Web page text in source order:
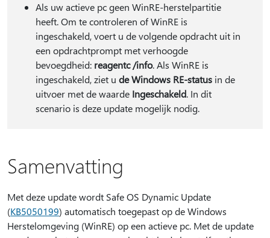
Als uw actieve pc geen WinRE-herstelpartitie
heeft. Om te controleren of WinRE is
ingeschakeld, voert u de volgende opdracht uit in
een opdrachtprompt met verhoogde
bevoegdheid: reagentc /info. Als WinRE is
ingeschakeld, ziet u de Windows RE-statusin de
uitvoer met de waarde Ingeschakeld. In dit
scenario is deze update mogelijk nodig.
Samenvatting
Met deze update wordt Safe OS Dynamic Update
(KB5050199) automatisch toegepast op de Windows
Herstelomgeving (WinRE) op een actieve pc. Met de update